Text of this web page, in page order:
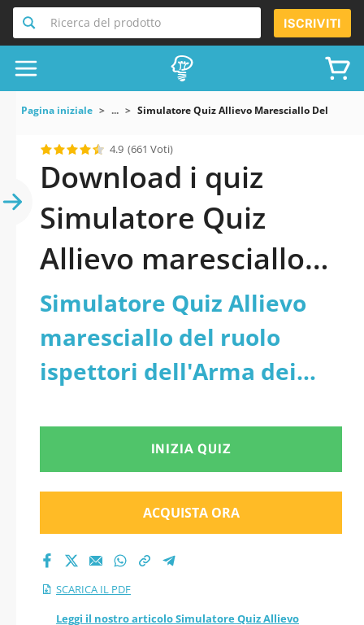
Ricerca del prodotto ISCRIVITI
Pagina iniziale ... Simulatore Quiz Allievo Maresciallo Del
4.9 (661 Voti)
Download i quiz
Simulatore Quiz
Allievo maresciallo
del ruolo ispettori
dell’Arma dei
Carabinieri - corso
triennale pdf
versione 2026
aggiornati
Simulatore Quiz Allievo
maresciallo del ruolo
ispettori dell'Arma dei
triennale - PDF
INIZIA QUIZ
ACQUISTA ORA
SCARICA IL PDF
Leggi il nostro articolo Simulatore Quiz Allievo